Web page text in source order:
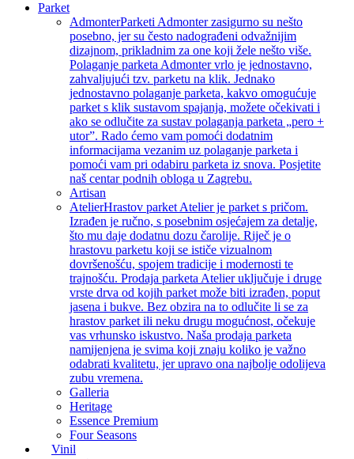
Parket
AdmonterParketi Admonter zasigurno su nešto
posebno, jer su često nadograđeni odvažnijim
dizajnom, prikladnim za one koji žele nešto više.
Polaganje parketa Admonter vrlo je jednostavno,
zahvaljujući tzv. parketu na klik. Jednako
jednostavno polaganje parketa, kakvo omogućuje
parket s klik sustavom spajanja, možete očekivati i
ako se odlučite za sustav polaganja parketa „pero +
utor”. Rado ćemo vam pomoći dodatnim
informacijama vezanim uz polaganje parketa i
pomoći vam pri odabiru parketa iz snova. Posjetite
naš centar podnih obloga u Zagrebu.
Artisan
AtelierHrastov parket Atelier je parket s pričom.
Izrađen je ručno, s posebnim osjećajem za detalje,
što mu daje dodatnu dozu čarolije. Riječ je o
hrastovu parketu koji se ističe vizualnom
dovršenošću, spojem tradicije i modernosti te
trajnošću. Prodaja parketa Atelier uključuje i druge
vrste drva od kojih parket može biti izrađen, poput
jasena i bukve. Bez obzira na to odlučite li se za
hrastov parket ili neku drugu mogućnost, očekuje
vas vrhunsko iskustvo. Naša prodaja parketa
namijenjena je svima koji znaju koliko je važno
odabrati kvalitetu, jer upravo ona najbolje odolijeva
zubu vremena.
Galleria
Heritage
Essence Premium
Four Seasons
Vinil